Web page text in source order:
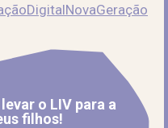
o LIV para a
filhos!